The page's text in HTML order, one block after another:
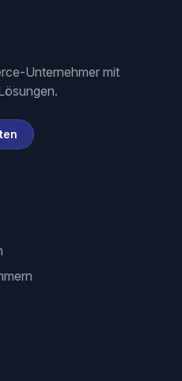
Unternehmer mit